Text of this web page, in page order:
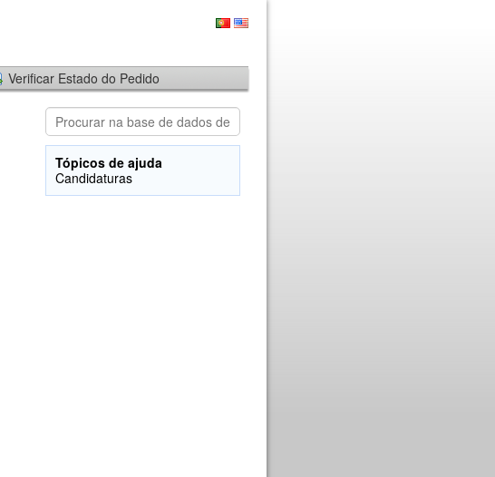
Verificar Estado do Pedido
Tópicos de ajuda
Candidaturas